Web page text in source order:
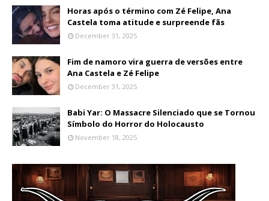
Horas após o término com Zé Felipe, Ana
Castela toma atitude e surpreende fãs
December 31, 2025
Fim de namoro vira guerra de versões entre
Ana Castela e Zé Felipe
December 31, 2025
Babi Yar: O Massacre Silenciado que se Tornou
Símbolo do Horror do Holocausto
November 18, 2025